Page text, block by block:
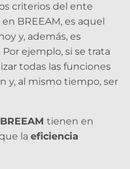
criterios del ente
BREEAM, es aquel
y, además, es
ejemplo, si se trata
todas las funciones
y, al mismo tiempo, ser
tienen en
la eficiencia